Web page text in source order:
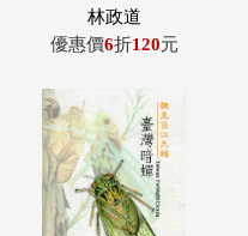
林政道
優惠價6折120元